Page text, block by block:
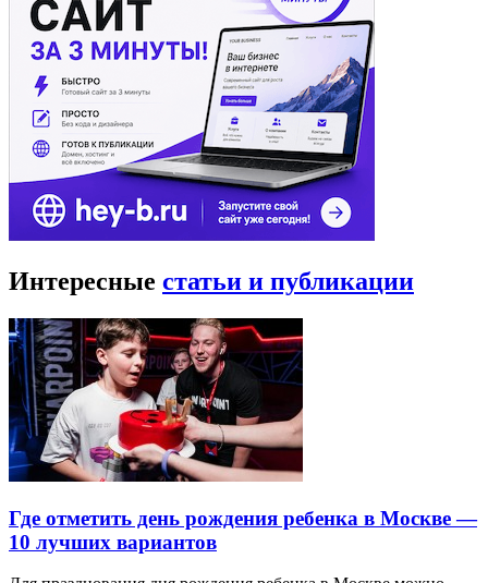
Интересные статьи и публикации
Где отметить день рождения ребенка в Москве —
10 лучших вариантов